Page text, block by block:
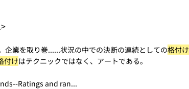
企業を取り巻......状況の中での決断の連続としての格付け
付けはテクニックではなく、アートである。
Ratings and ran...